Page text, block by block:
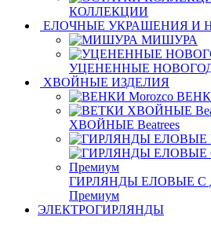
КОЛЛЕКЦИИ
ЕЛОЧНЫЕ УКРАШЕНИЯ И
МИШУРА
УЦЕНЕННЫЕ
ХВОЙНЫЕ ИЗДЕЛИЯ
ХВОЙНЫЕ Beatrees
ГИРЛЯНДЫ ЕЛОВЫЕ С
Премиум
ЭЛЕКТРОГИРЛЯНДЫ